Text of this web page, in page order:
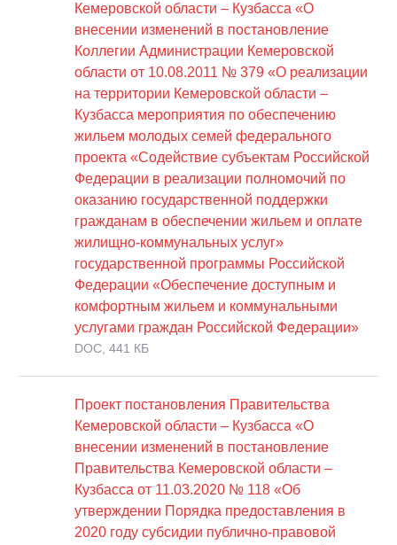
Кемеровской области – Кузбасса «О
внесении изменений в постановление
Коллегии Администрации Кемеровской
области от 10.08.2011 № 379 «О реализации
на территории Кемеровской области –
Кузбасса мероприятия по обеспечению
жильем молодых семей федерального
проекта «Содействие субъектам Российской
Федерации в реализации полномочий по
оказанию государственной поддержки
гражданам в обеспечении жильем и оплате
жилищно-коммунальных услуг»
государственной программы Российской
Федерации «Обеспечение доступным и
комфортным жильем и коммунальными
услугами граждан Российской Федерации»
DOC, 441 КБ
Проект постановления Правительства
Кемеровской области – Кузбасса «О
внесении изменений в постановление
Правительства Кемеровской области –
Кузбасса от 11.03.2020 № 118 «Об
утверждении Порядка предоставления в
2020 году субсидии публично-правовой